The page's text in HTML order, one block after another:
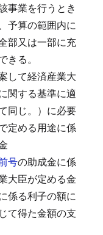
事業を行うとき
予算の範囲内に
部又は一部に充
る。
して経済産業大
関する基準に適
同じ。）に必要
定める用途に係
号の助成金に係
大臣が定める金
係る利子の額に
て得た金額の支